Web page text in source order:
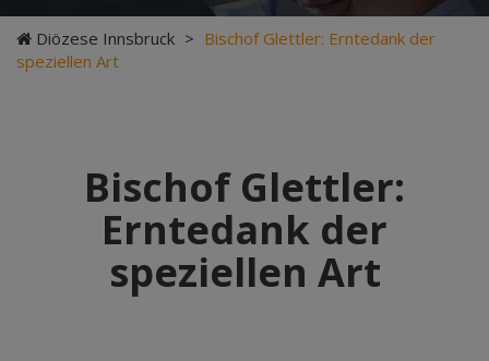
Diözese Innsbruck > Bischof Glettler: Erntedank der
speziellen Art
Bischof Glettler:
Erntedank der
speziellen Art